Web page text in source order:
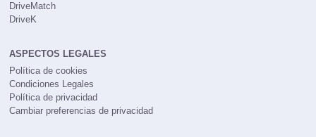
DriveMatch
DriveK
ASPECTOS LEGALES
Política de cookies
Condiciones Legales
Política de privacidad
Cambiar preferencias de privacidad